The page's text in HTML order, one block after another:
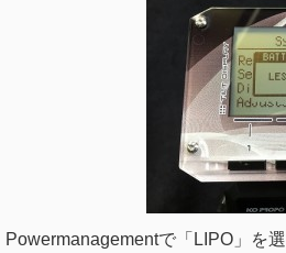
Powermanagementで「LIPO」を